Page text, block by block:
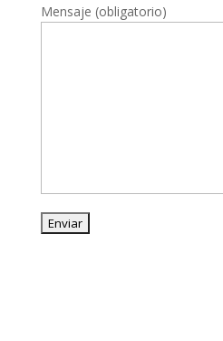
Mensaje (obligatorio)